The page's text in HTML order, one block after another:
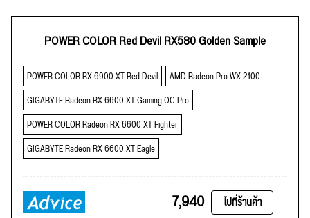
POWER COLOR Red Devil RX580 Golden Sample
POWER COLOR RX 6900 XT Red Devil
AMD Radeon Pro WX 2100
GIGABYTE Radeon RX 6600 XT Gaming OC Pro
POWER COLOR Radeon RX 6600 XT Fighter
GIGABYTE Radeon RX 6600 XT Eagle
7,940 ไปที่ร้านค้า